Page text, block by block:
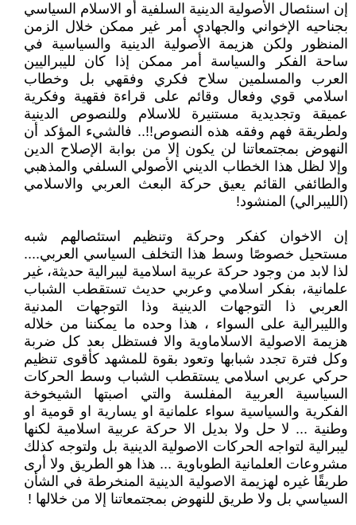
إن اسنئصال الأصولية الدينية السلفية أو الاسلام السياسي
بجناحيه الإخواني والجهادي أمر غير ممكن خلال الزمن
المنظور ولكن هزيمة الأصولية الدينية والسياسية في
ساحة الفكر والسياسة أمر ممكن إذا كان لليبراليين
العرب والمسلمين سلاح فكري وفقهي بل وخطاب
اسلامي قوي وفعال وقائم على قراءة فقهية وفكرية
عميقة وتجديدية مستنيرة للاسلام وللنصوص الدينية
ولطريقة فهم وفقه هذه النصوص!!.. فالشيء المؤكد أن
النهوض بمجتمعاتنا لن يكون إلا من بوابة الإصلاح الدين
وإلا لظل هذا الخطاب الديني الأصولي السلفي والمذهبي
والطائفي القائم يعيق حركة البعث العربي والاسلامي
(الليبرالي) المنشود!
إن الاخوان كفكر وحركة وتنظيم استئصالهم شبه
مستحيل خصوصًا وسط هذا التخلف السياسي العربي....
لذا لابد من وجود حركة عربية اسلامية ليبرالية حديثة، غير
علمانية، بفكر اسلامي وعربي حديث تستقطب الشباب
العربي ذا التوجهات الدينية وذا التوجهات المدنية
والليبرالية على السواء ، هذا وحده ما يمكننا من خلاله
هزيمة الاصولية الاسلاماوية والا فستظل بعد كل ضربة
وكل فترة تجدد شبابها وتعود بقوة للمشهد كأقوى تنظيم
حركي عربي اسلامي يستقطب الشباب وسط الحركات
السياسية العربية المفلسة والتي اصبتها الشيخوخة
الفكرية والسياسية سواء علمانية او يسارية او قومية او
وطنية ... لا حل ولا بديل الا حركة عربية اسلامية لكنها
ليبرالية لتواجه الحركات الاصولية الدينية بل ولتوجه كذلك
مشروعات العلمانية الطوباوية ... هذا هو الطريق ولا أرى
طريقًا غيره لهزيمة الاصولية الدينية المنخرطة في الشأن
السياسي بل ولا طريق للنهوض بمجتمعاتنا إلا من خلالها !